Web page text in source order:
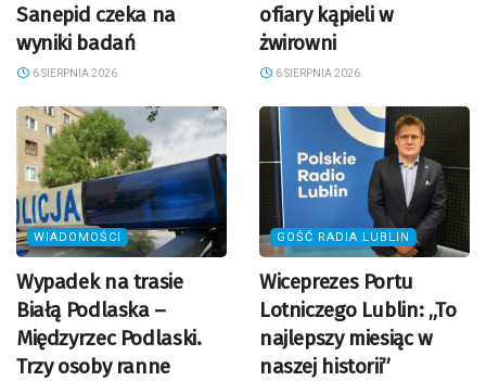
Sanepid czeka na
wyniki badań
6 SIERPNIA 2026
ofiary kąpieli w
żwirowni
6 SIERPNIA 2026
WIADOMOŚCI
Wypadek na trasie
Białą Podlaska –
Międzyrzec Podlaski.
Trzy osoby ranne
GOŚĆ RADIA LUBLIN
Wiceprezes Portu
Lotniczego Lublin: „To
najlepszy miesiąc w
naszej historii”